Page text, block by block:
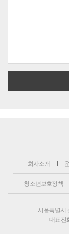
회사소개
청소년보호정책
서울특별시
대표전